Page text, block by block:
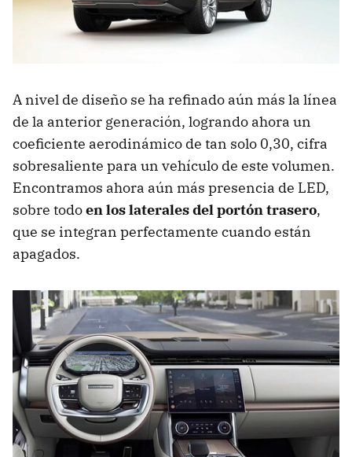
A nivel de diseño se ha refinado aún más la línea
de la anterior generación, logrando ahora un
coeficiente aerodinámico de tan solo 0,30, cifra
sobresaliente para un vehículo de este volumen.
Encontramos ahora aún más presencia de LED,
sobre todoen los laterales del portón trasero,
que se integran perfectamente cuando están
apagados.